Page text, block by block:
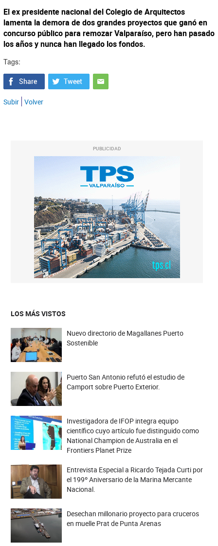
El ex presidente nacional del Colegio de Arquitectos
lamenta la demora de dos grandes proyectos que ganó en
concurso público para remozar Valparaíso, pero han pasado
los años y nunca han llegado los fondos.
Tags:
Subir Volver
PUBLICIDAD
LOS MÁS VISTOS
Nuevo directorio de Magallanes Puerto
Sostenible
Puerto San Antonio refutó el estudio de
Camport sobre Puerto Exterior.
Investigadora de IFOP integra equipo
científico cuyo artículo fue distinguido como
National Champion de Australia en el
Frontiers Planet Prize
Entrevista Especial a Ricardo Tejada Curti por
el 199º Aniversario de la Marina Mercante
Nacional.
Desechan millonario proyecto para cruceros
en muelle Prat de Punta Arenas